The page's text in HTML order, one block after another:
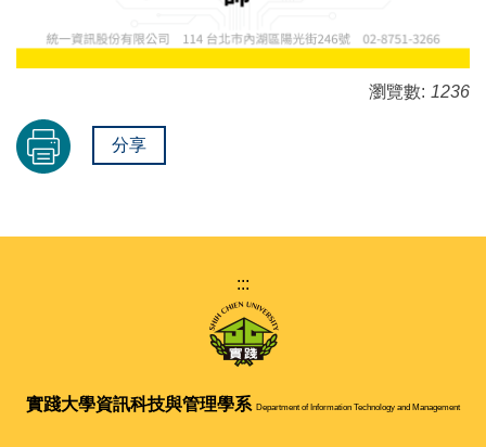
瀏覽數: 1236
分享
:::
實踐大學資訊科技與管理學系 Department of Information Technology and Management